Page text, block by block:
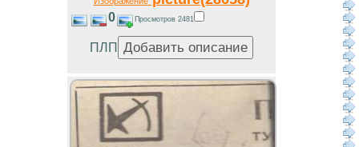
0 Просмотров 2481
ПЛП